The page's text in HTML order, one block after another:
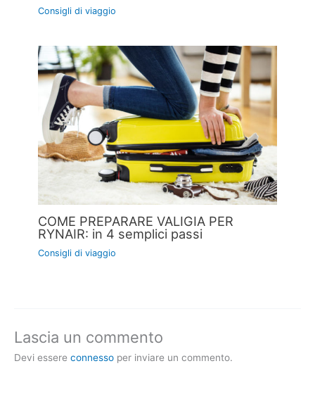
Consigli di viaggio
COME PREPARARE VALIGIA PER
RYNAIR: in 4 semplici passi
Consigli di viaggio
Lascia un commento
Devi essere connesso per inviare un commento.